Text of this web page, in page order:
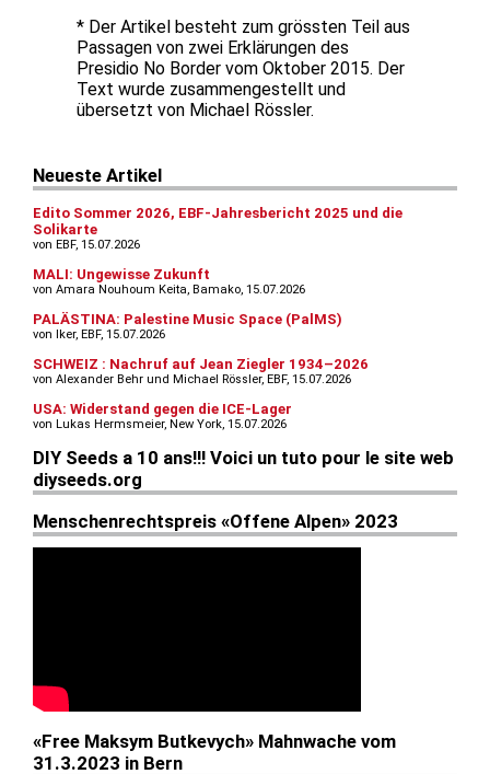
* Der Artikel besteht zum grössten Teil aus
Passagen von zwei Erklärungen des
Presidio No Border vom Oktober 2015. Der
Text wurde zusammengestellt und
übersetzt von Michael Rössler.